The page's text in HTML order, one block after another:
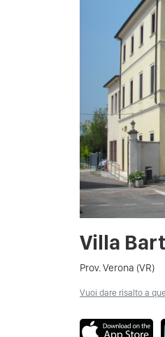
Villa
Prov. Verona (VR)
Vuoi dare risalto a